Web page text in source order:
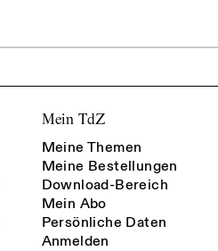
Mein TdZ
Meine Themen
Meine Bestellungen
Download-Bereich
Mein Abo
Persönliche Daten
Anmelden